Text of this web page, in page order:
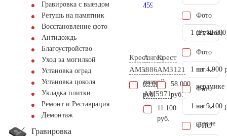
Гравировка с выездом
Ретушь на памятник
Восстановление фото
Антидождь
Благоустройство
Уход за могилкой
Установка оград
Установка цоколя
Укладка плитки
Ремонт и Реставрация
Демонтаж
Гравировка
Крест
AM5886
69.000
руб.
Ангел
с
чашей
AM5971
11.100
руб.
Крест
AM3121
58.000
руб.
Фото
(Ручное)
1 шт.
Фото
на
керамике
1 шт. 4.900
Фото
на
стекле
1 шт. 9.100
ФИО